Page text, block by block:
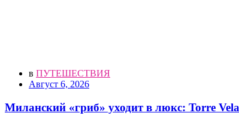
в ПУТЕШЕСТВИЯ
Август 6, 2026
Миланский «гриб» уходит в люкс: Torre